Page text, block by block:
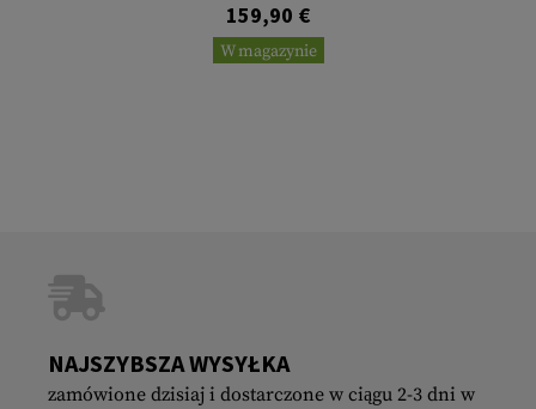
159,90 €
W magazynie
NAJSZYBSZA WYSYŁKA
zamówione dzisiaj i dostarczone w ciągu 2-3 dni w